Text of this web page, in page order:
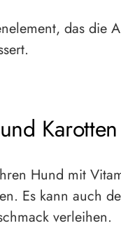
das die
Karotten
Hund mit
Es kann auch
verleihen.